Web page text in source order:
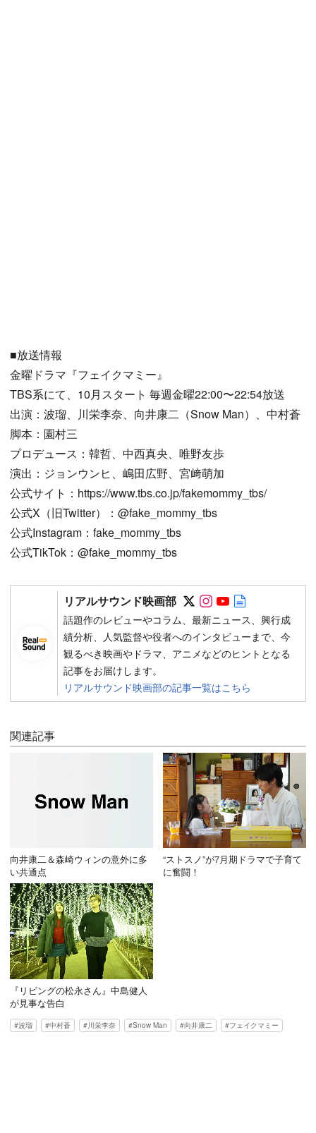
■放送情報
金曜ドラマ『フェイクマミー』
TBS系にて、10月スタート 毎週金曜22:00〜22:54放送
出演：波瑠、川栄李奈、向井康二（Snow Man）、中村蒼
脚本：園村三
プロデュース：韓哲、中西真央、唯野友歩
演出：ジョンウンヒ、嶋田広野、宮﨑萌加
公式サイト：https://www.tbs.co.jp/fakemommy_tbs/
公式X（旧Twitter）：@fake_mommy_tbs
公式Instagram：fake_mommy_tbs
公式TikTok：@fake_mommy_tbs
リアルサウンド映画部 Follow on SNS
Follow on SNS
Follow on
話題作のレビューやコラム、最新ニュース、興行成
績分析、人気監督や役者へのインタビューまで、今
観るべき映画やドラマ、アニメなどのヒントとなる
記事をお届けします。
リアルサウンド映画部の記事一覧はこちら
関連記事
向井康二＆森崎ウィンの意外に多
い共通点
“ストスノ”が7月期ドラマで子育て
に奮闘！
『リビングの松永さん』中島健人
が見事な告白
波瑠 中村蒼 川栄李奈 Snow Man 向井康二 フェイクマミー